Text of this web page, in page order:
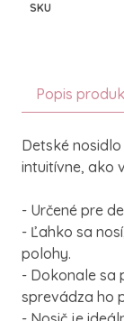
SKU
Popis
Detské
intuitívne, ako
- Určené pre
- Ľahko sa
polohy.
- Dokonale sa
sprevádza ho